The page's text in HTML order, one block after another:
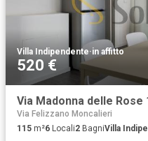
Villa Indipendente·in affitto
520 €
Via Madonna delle Rose
Via Felizzano Moncalieri
115 m²6 Locali2 BagniVilla